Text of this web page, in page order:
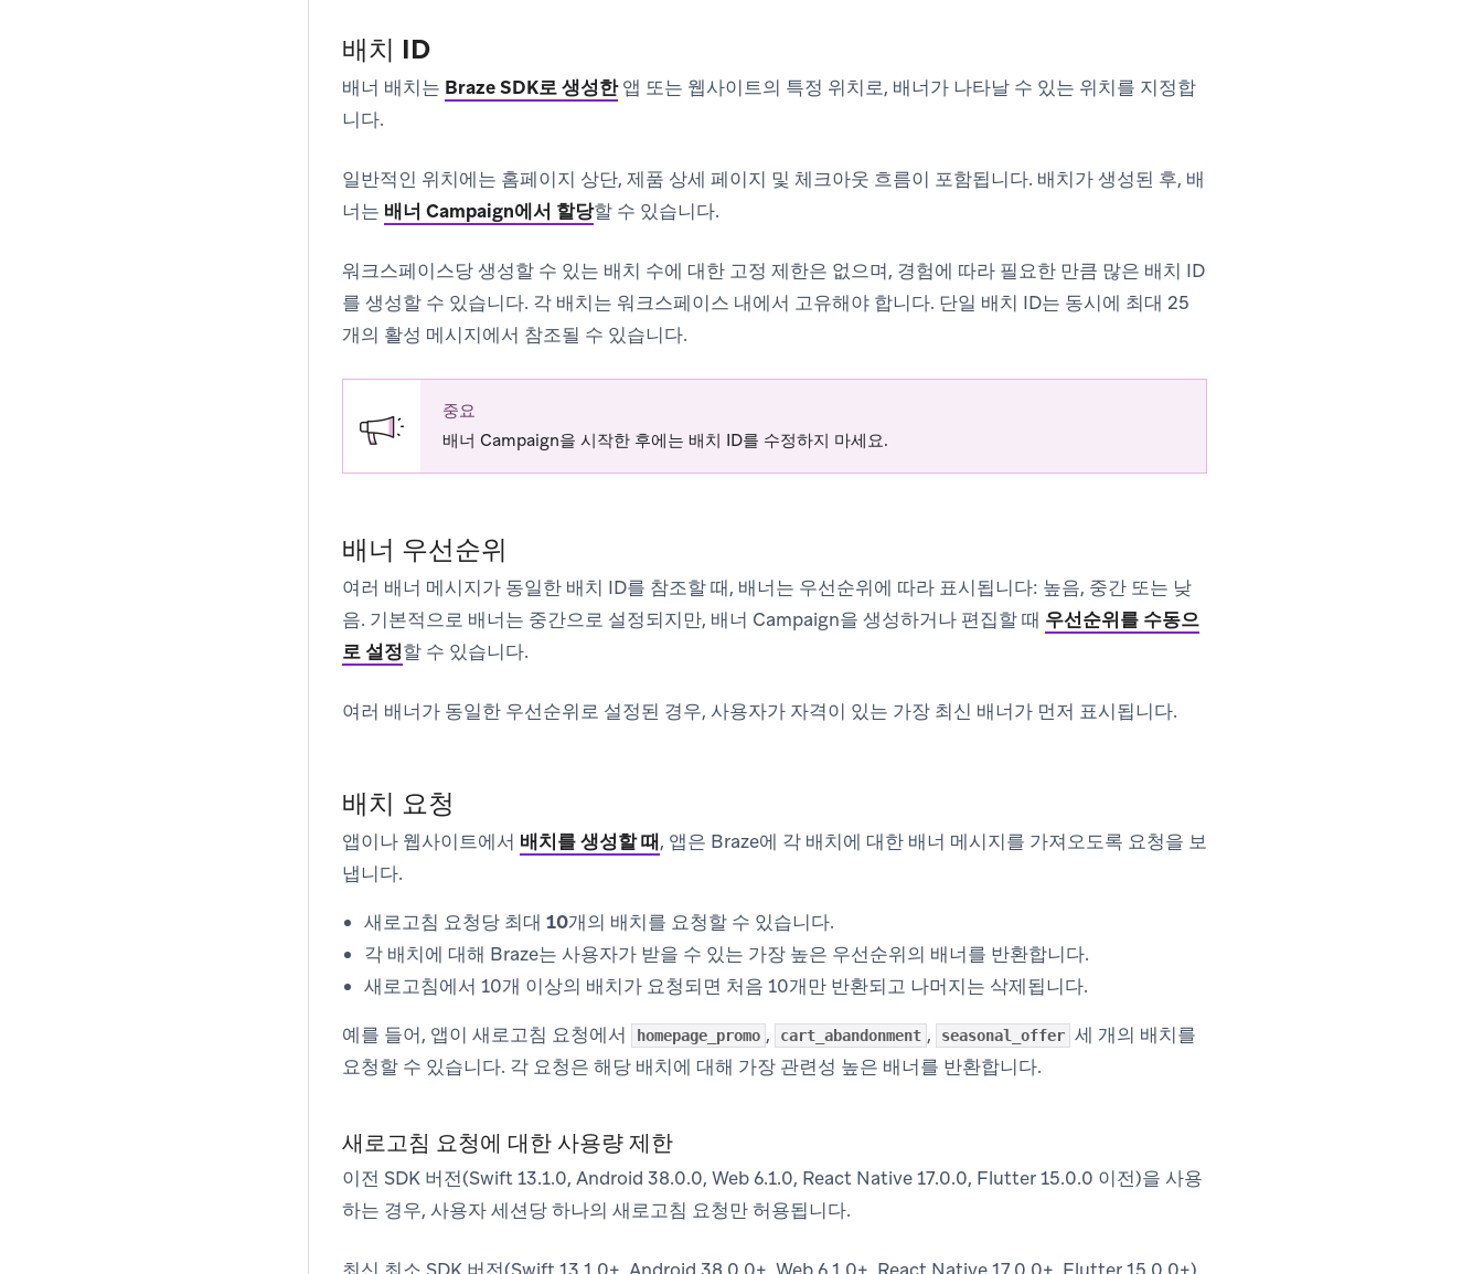
배치 ID
배너 배치는 Braze SDK로 생성한앱 또는 웹사이트의 특정 위치로, 배너가 나타날 수 있는 위치를 지정합
니다.
일반적인 위치에는 홈페이지 상단, 제품 상세 페이지 및 체크아웃 흐름이 포함됩니다. 배치가 생성된 후, 배
너는 배너 Campaign에서 할당할 수 있습니다.
워크스페이스당 생성할 수 있는 배치 수에 대한 고정 제한은 없으며, 경험에 따라 필요한 만큼 많은 배치 ID
를 생성할 수 있습니다. 각 배치는 워크스페이스 내에서 고유해야 합니다. 단일 배치 ID는 동시에 최대 25
개의 활성 메시지에서 참조될 수 있습니다.
중요
배너 Campaign을 시작한 후에는 배치 ID를 수정하지 마세요.
배너 우선순위
여러 배너 메시지가 동일한 배치 ID를 참조할 때, 배너는 우선순위에 따라 표시됩니다: 높음, 중간 또는 낮
음. 기본적으로 배너는 중간으로 설정되지만, 배너 Campaign을 생성하거나 편집할 때 우선순위를 수동으
로 설정할 수 있습니다.
여러 배너가 동일한 우선순위로 설정된 경우, 사용자가 자격이 있는 가장 최신 배너가 먼저 표시됩니다.
배치 요청
앱이나 웹사이트에서 배치를 생성할 때, 앱은 Braze에 각 배치에 대한 배너 메시지를 가져오도록 요청을 보
냅니다.
새로고침 요청당 최대 10개의 배치를 요청할 수 있습니다.
각 배치에 대해 Braze는 사용자가 받을 수 있는 가장 높은 우선순위의 배너를 반환합니다.
새로고침에서 10개 이상의 배치가 요청되면 처음 10개만 반환되고 나머지는 삭제됩니다.
예를 들어, 앱이 새로고침 요청에서
homepage_promo , cart_abandonment , seasonal_offer 세 개의 배치를
요청할 수 있습니다. 각 요청은 해당 배치에 대해 가장 관련성 높은 배너를 반환합니다.
새로고침 요청에 대한 사용량 제한
이전 SDK 버전(Swift 13.1.0, Android 38.0.0, Web 6.1.0, React Native 17.0.0, Flutter 15.0.0 이전)을 사용
하는 경우, 사용자 세션당 하나의 새로고침 요청만 허용됩니다.